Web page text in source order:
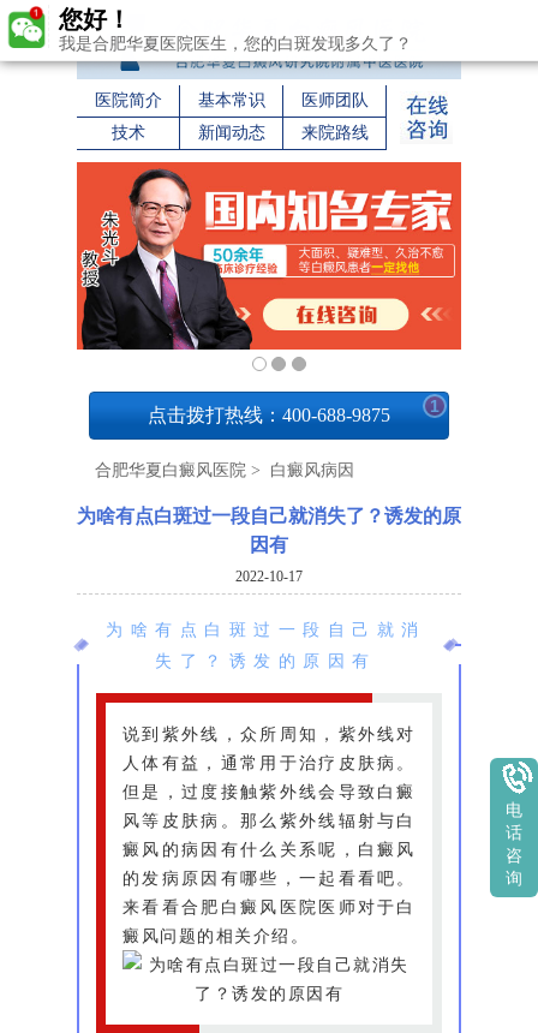
医院简介 基本常识
医师团队
技术
新闻动态 来院路线
点击拨打热线：400-688-9875 1
合肥华夏白癜风医院 > 白癜风病因
为啥有点白斑过一段自己就消失了？诱发的原
因有
2022-10-17
为啥有点白斑过一段自己就消
失了？诱发的原因有
说到紫外线，众所周知，紫外线对
人体有益，通常用于治疗皮肤病。
但是，过度接触紫外线会导致白癜
风等皮肤病。那么紫外线辐射与白
癜风的病因有什么关系呢，白癜风
的发病原因有哪些，一起看看吧。
来看看合肥白癜风医院医师对于白
癜风问题的相关介绍。
您好！
我是合肥华夏医院医生，您的白斑发现多久了？
电
话
咨
询